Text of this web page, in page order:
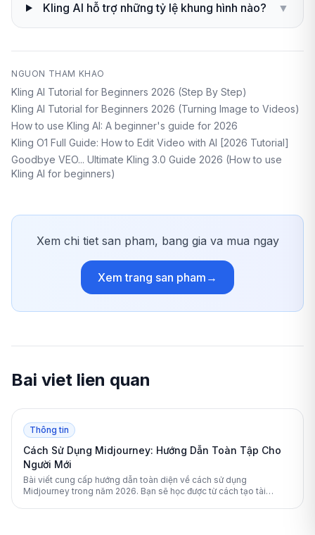
Kling AI hỗ trợ những tỷ lệ khung hình nào? ▼
NGUON THAM KHAO
Kling AI Tutorial for Beginners 2026 (Step By Step)
Kling AI Tutorial for Beginners 2026 (Turning Image to Videos)
How to use Kling AI: A beginner's guide for 2026
Kling O1 Full Guide: How to Edit Video with AI [2026 Tutorial]
Goodbye VEO... Ultimate Kling 3.0 Guide 2026 (How to use
Kling AI for beginners)
Xem chi tiet san pham, bang gia va mua ngay
Xem trang san pham →
Bai viet lien quan
Thông tin
Cách Sử Dụng Midjourney: Hướng Dẫn Toàn Tập Cho
Người Mới
Bài viết cung cấp hướng dẫn toàn diện về cách sử dụng
Midjourney trong năm 2026. Bạn sẽ học được từ cách tạo tài